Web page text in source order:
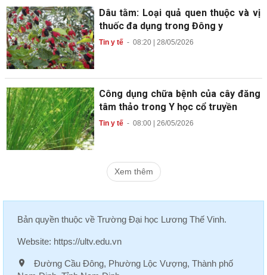
Dâu tằm: Loại quả quen thuộc và vị
thuốc đa dụng trong Đông y
Tin y tế- 08:20 | 28/05/2026
Công dụng chữa bệnh của cây đăng
tâm thảo trong Y học cổ truyền
Tin y tế- 08:00 | 26/05/2026
Xem thêm
Bản quyền thuộc về Trường Đại học Lương Thế Vinh.
Website: https://ultv.edu.vn
Đường Cầu Đông, Phường Lộc Vượng, Thành phố